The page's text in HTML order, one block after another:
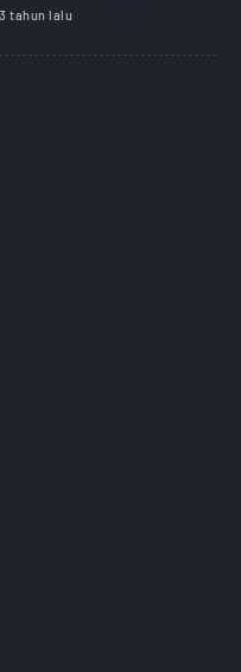
tahun lalu